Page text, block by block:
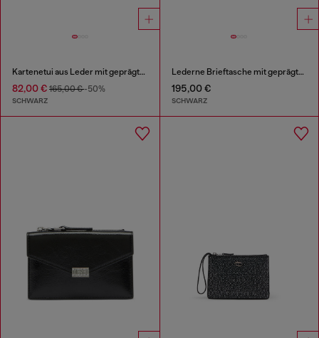
Kartenetui aus Leder mit geprägtem Kettenmotiv
82,00 € 165,00 €-50%
SCHWARZ
Lederne Brieftasche mit geprägtem Kettenmotiv
195,00 €
SCHWARZ